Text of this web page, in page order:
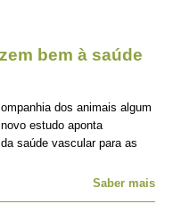
bem à saúde
dos animais algum
estudo aponta
saúde vascular para as
Saber mais